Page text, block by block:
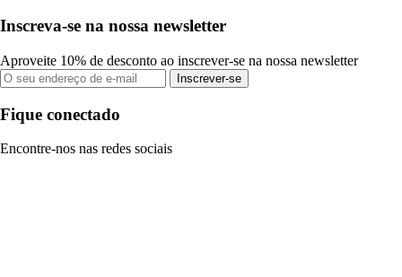
Inscreva-se na nossa newsletter
Aproveite 10% de desconto ao inscrever-se na nossa newsletter
Inscrever-se
Fique conectado
Encontre-nos nas redes sociais